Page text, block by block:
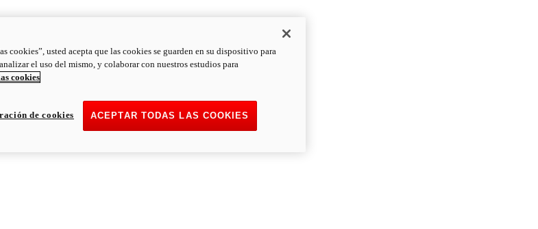
cookies”, usted acepta que las cookies se guarden en su dispositivo para
el uso del mismo, y colaborar con nuestros estudios para
cookies
ACEPTAR TODAS LAS COOKIES
de cookies